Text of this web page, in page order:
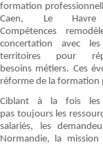
formation
Caen, Le
Compétences
concertation avec
territoires pour
besoins métiers. Ces
réforme de la formation
Ciblant à la fois les
pas toujours les
salariés, les
Normandie, la